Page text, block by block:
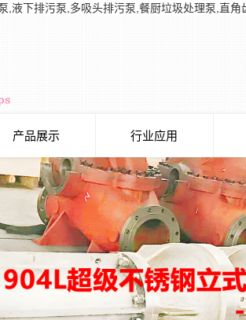
,液下排污泵,多吸头排污泵,餐厨垃圾处理泵,直角
产品展示 行业应用